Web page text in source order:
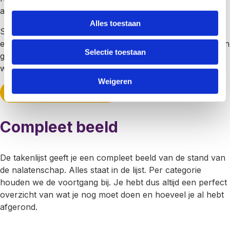
Alles toestaan
Selectie toestaan
Weigeren
aangeven dat dit niet van toepassing is.
Sommige taken hoeven we niet vooraf te laten gaan door
een vraag. Die staan er altijd. Iedere Nederlander heeft een
geldige ID nodig. Dus die moet dan ook altijd ingeleverd
worden. Die taak staat er altijd.
maak jouw takenlijst
Compleet beeld
De takenlijst geeft je een compleet beeld van de stand van
de nalatenschap. Alles staat in de lijst. Per categorie
houden we de voortgang bij. Je hebt dus altijd een perfect
overzicht van wat je nog moet doen en hoeveel je al hebt
afgerond.